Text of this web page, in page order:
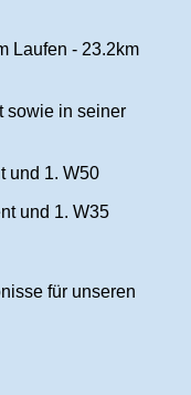
Laufen - 23.2km
sowie in seiner
und 1. W50
und 1. W35
für unseren